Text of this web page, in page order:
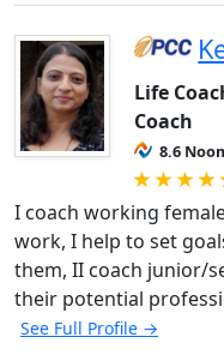
Life
Coach
8.6
I coach working
work, I help to set
them, II coach junior/
their potential
See Full Profile →